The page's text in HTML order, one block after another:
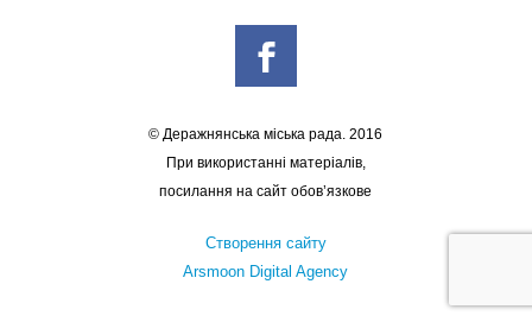
© Деражнянська міська рада. 2016
При використанні матеріалів,
посилання на сайт обов’язкове
Створення сайту
Arsmoon Digital Agency